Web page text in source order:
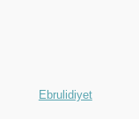
Ebrulidiyet